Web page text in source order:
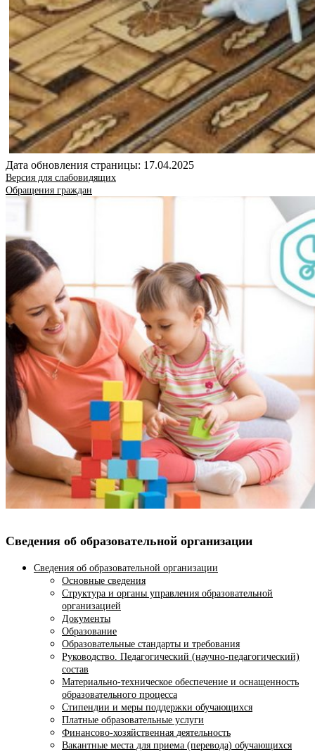
Дата обновления страницы: 17.04.2025
Версия для слабовидящих
Обращения граждан
Сведения об образовательной организации
Сведения об образовательной организации
Основные сведения
Структура и органы управления образовательной
организацией
Документы
Образование
Образовательные стандарты и требования
Руководство. Педагогический (научно-педагогический)
состав
Материально-техническое обеспечение и оснащенность
образовательного процесса
Стипендии и меры поддержки обучающихся
Платные образовательные услуги
Финансово-хозяйственная деятельность
Вакантные места для приема (перевода) обучающихся